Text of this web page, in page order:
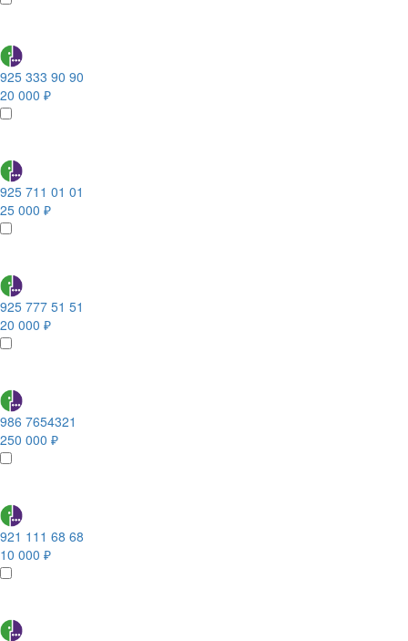
925 333 90 90
20 000 ₽
925 711 01 01
25 000 ₽
925 777 51 51
20 000 ₽
986 7654321
250 000 ₽
921 111 68 68
10 000 ₽